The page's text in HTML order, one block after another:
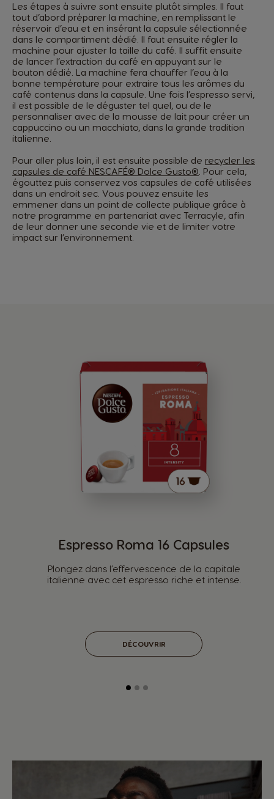
Les étapes à suivre sont ensuite plutôt simples. Il faut
tout d’abord préparer la machine, en remplissant le
réservoir d’eau et en insérant la capsule sélectionnée
dans le compartiment dédié. Il faut ensuite régler la
machine pour ajuster la taille du café. Il suffit ensuite
de lancer l’extraction du café en appuyant sur le
bouton dédié. La machine fera chauffer l’eau à la
bonne température pour extraire tous les arômes du
café contenus dans la capsule. Une fois l’espresso servi,
il est possible de le déguster tel quel, ou de le
personnaliser avec de la mousse de lait pour créer un
cappuccino ou un macchiato, dans la grande tradition
italienne.
Pour aller plus loin, il est ensuite possible de recycler les
capsules de café NESCAFÉ® Dolce Gusto® . Pour cela,
égouttez puis conservez vos capsules de café utilisées
dans un endroit sec. Vous pouvez ensuite les
emmener dans un point de collecte publique grâce à
notre programme en partenariat avec Terracyle, afin
de leur donner une seconde vie et de limiter votre
impact sur l’environnement.
Espresso Roma 16 Capsules
Plongez dans l’effervescence de la capitale
italienne avec cet espresso riche et intense.
DÉCOUVRIR